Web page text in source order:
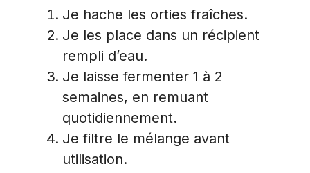
Je hache les orties fraîches.
Je les place dans un récipient
rempli d’eau.
Je laisse fermenter 1 à 2
semaines, en remuant
quotidiennement.
Je filtre le mélange avant
utilisation.